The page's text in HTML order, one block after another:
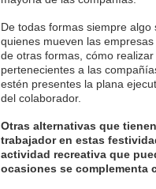
De todas formas siempre
quienes mueven las
de otras formas, cómo
pertenecientes a las
estén presentes la plana
del colaborador.
Otras alternativas que
trabajador en estas
actividad recreativa que
ocasiones se complementa